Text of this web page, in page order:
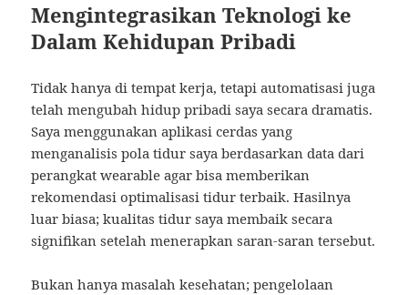
Mengintegrasikan Teknologi ke
Dalam Kehidupan Pribadi
Tidak hanya di tempat kerja, tetapi automatisasi juga
telah mengubah hidup pribadi saya secara dramatis.
Saya menggunakan aplikasi cerdas yang
menganalisis pola tidur saya berdasarkan data dari
perangkat wearable agar bisa memberikan
rekomendasi optimalisasi tidur terbaik. Hasilnya
luar biasa; kualitas tidur saya membaik secara
signifikan setelah menerapkan saran-saran tersebut.
Bukan hanya masalah kesehatan; pengelolaan